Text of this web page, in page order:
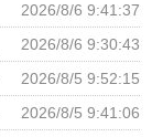
2026/8/6 9:41:37
2026/8/6 9:30:43
2026/8/5 9:52:15
2026/8/5 9:41:06